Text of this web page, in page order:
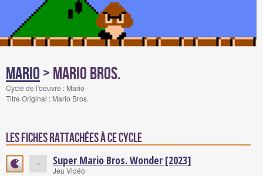
Mario> Mario Bros.
Cycle de l'oeuvre : Mario
Titre Original : Mario Bros.
Les fiches rattachées à ce cycle
- Super Mario Bros. Wonder [2023]
Jeu Vidéo